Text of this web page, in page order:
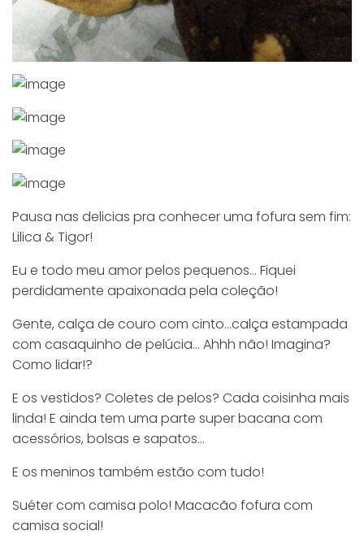
Pausa nas delicias pra conhecer uma fofura sem fim:
Lilica & Tigor!
Eu e todo meu amor pelos pequenos… Fiquei
perdidamente apaixonada pela coleção!
Gente, calça de couro com cinto…calça estampada
com casaquinho de pelúcia… Ahhh não! Imagina?
Como lidar!?
E os vestidos? Coletes de pelos? Cada coisinha mais
linda! E ainda tem uma parte super bacana com
acessórios, bolsas e sapatos…
E os meninos também estão com tudo!
Suéter com camisa polo! Macacão fofura com
camisa social!